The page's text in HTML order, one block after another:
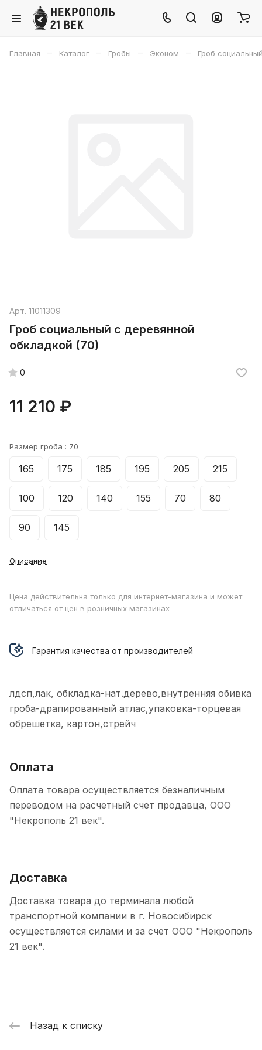
Главная – Каталог – Гробы – Эконом – Гроб
Арт. 11011309
Гроб социальный с деревянной
обкладкой (70)
0
11 210 ₽
Размер гроба : 70
165 175 185 195 205 215
100 120 140 155 70 80
90 145
Описание
Цена действительна только для интернет-магазина и может
отличаться от цен в розничных магазинах
Гарантия качества от производителей
лдсп,лак, обкладка-нат.дерево,внутренняя обивка
гроба-драпированный атлас,упаковка-торцевая
обрешетка, картон,стрейч
Оплата
Оплата товара осуществляется безналичным
переводом на расчетный счет продавца, ООО
"Некрополь 21 век".
Доставка
Доставка товара до терминала любой
транспортной компании в г. Новосибирск
осуществляется силами и за счет ООО "Некрополь
21 век".
Назад к списку